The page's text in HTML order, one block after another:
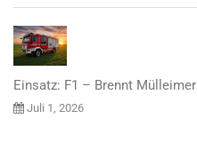
Einsatz: F1 – Brennt Mülleimer
Juli 1, 2026